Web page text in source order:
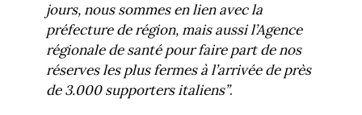
jours, nous sommes en lien avec la
préfecture de région, mais aussi l’Agence
régionale de santé pour faire part de nos
réserves les plus fermes à l’arrivée de près
de 3.000 supporters italiens”.